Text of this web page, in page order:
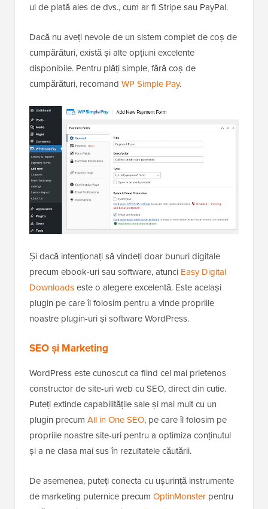
ul de plată ales de dvs., cum ar fi Stripe sau PayPal.
Dacă nu aveți nevoie de un sistem complet de coș de
cumpărături, există și alte opțiuni excelente
disponibile. Pentru plăți simple, fără coș de
cumpărături, recomand WP Simple Pay.
Și dacă intenționați să vindeți doar bunuri digitale
precum ebook-uri sau software, atunci Easy Digital
Downloadseste o alegere excelentă. Este același
plugin pe care îl folosim pentru a vinde propriile
noastre plugin-uri și software WordPress.
SEO și Marketing
WordPress este cunoscut ca fiind cel mai prietenos
constructor de site-uri web cu SEO, direct din cutie.
Puteți extinde capabilitățile sale și mai mult cu un
plugin precum All in One SEO, pe care îl folosim pe
propriile noastre site-uri pentru a optimiza conținutul
și a ne clasa mai sus în rezultatele căutării.
De asemenea, puteți conecta cu ușurință instrumente
de marketing puternice precum OptinMonster pentru